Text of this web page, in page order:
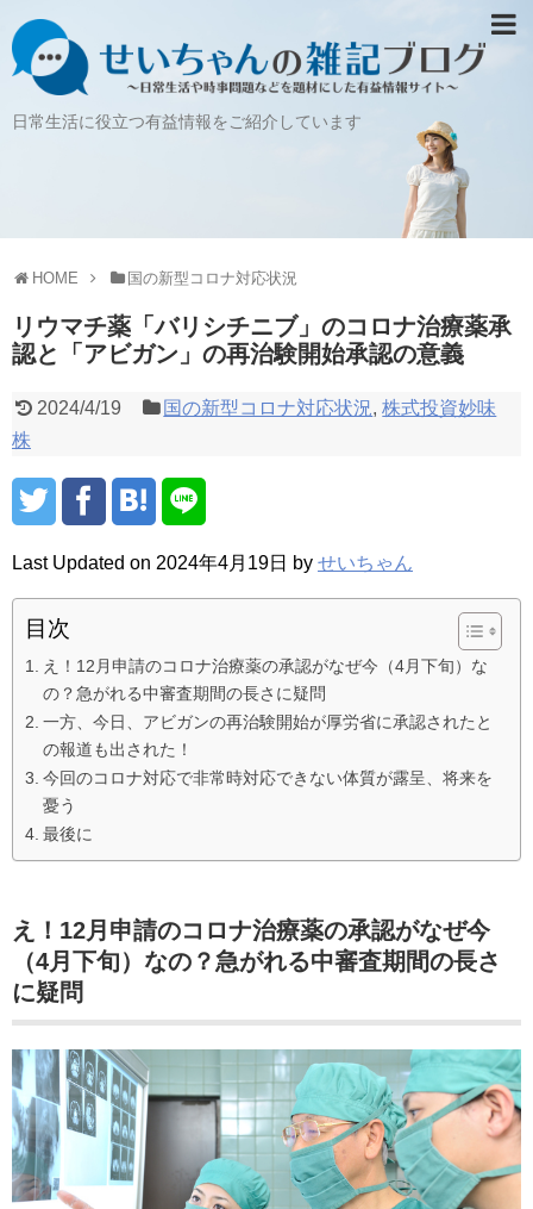
日常生活に役立つ有益情報をご紹介しています
HOME 国の新型コロナ対応状況
リウマチ薬「バリシチニブ」のコロナ治療薬承
認と「アビガン」の再治験開始承認の意義
2024/4/19 国の新型コロナ対応状況,株式投資妙味
株
Last Updated on 2024年4月19日 by せいちゃん
目次
え！12月申請のコロナ治療薬の承認がなぜ今（4月下旬）な
の？急がれる中審査期間の長さに疑問
一方、今日、アビガンの再治験開始が厚労省に承認されたと
の報道も出された！
今回のコロナ対応で非常時対応できない体質が露呈、将来を
憂う
最後に
え！12月申請のコロナ治療薬の承認がなぜ今
（4月下旬）なの？急がれる中審査期間の長さ
に疑問